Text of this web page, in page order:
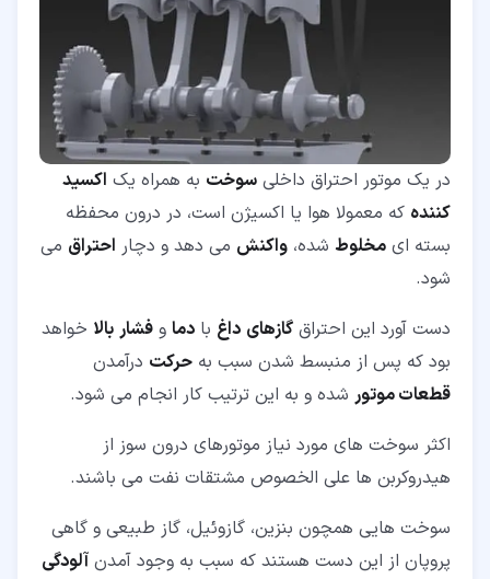
در یک موتور احتراق داخلی سوخت به همراه یک اکسید
کننده که معمولا هوا یا اکسیژن است، در درون محفظه
بسته ای مخلوط شده، واکنش می دهد و دچار احتراق می
شود.
دست آورد این احتراق گازهای داغ با دما و فشار بالا خواهد
بود که پس از منبسط شدن سبب به حرکت درآمدن
قطعات موتور شده و به این ترتیب کار انجام می شود.
اکثر سوخت های مورد نیاز موتورهای درون سوز از
هیدروکربن ها علی الخصوص مشتقات نفت می باشند.
سوخت هایی همچون بنزین، گازوئیل، گاز طبیعی و گاهی
پروپان از این دست هستند که سبب به وجود آمدن آلودگی